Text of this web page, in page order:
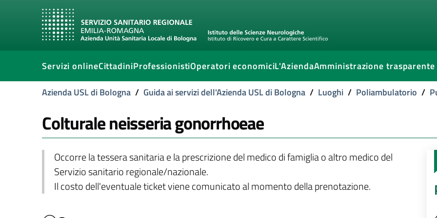
Servizi onlineCittadiniProfessionistiOperatori economiciL'AziendaAmministrazione trasparente
Azienda USL di Bologna / Guida ai servizi dell'Azienda USL di Bologna / Luoghi / Poliambulatorio /
Colturale neisseria gonorrhoeae
Occorre la tessera sanitaria e la prescrizione del medico di famiglia o altro medico del
Servizio sanitario regionale/nazionale.
Il costo dell'eventuale ticket viene comunicato al momento della prenotazione.